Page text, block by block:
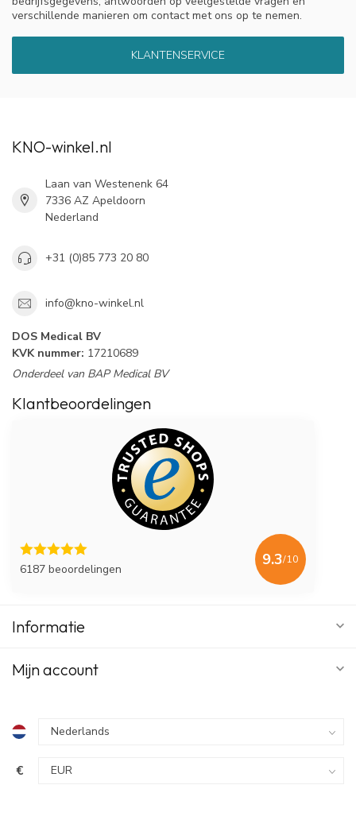
verschillende manieren om contact met ons op te nemen.
KLANTENSERVICE
KNO-winkel.nl
Laan van Westenenk 64
7336 AZ Apeldoorn
Nederland
+31 (0)85 773 20 80
info@kno-winkel.nl
DOS Medical BV
KVK nummer: 17210689
Onderdeel van BAP Medical BV
Klantbeoordelingen
6187 beoordelingen
9.3/10
Informatie
Mijn account
€